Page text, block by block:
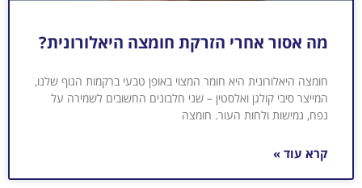
מה אסור אחרי הזרקת חומצה היאלורונית?
חומצה היאלורונית היא חומר המצוי באופן טבעי ברקמות הגוף שלנו,
המייצר סיבי קולגן ואלסטין – שני חלבונים החשובים לשמירה על
נפח, גמישות ולחות העור. חומצה
קרא עוד »